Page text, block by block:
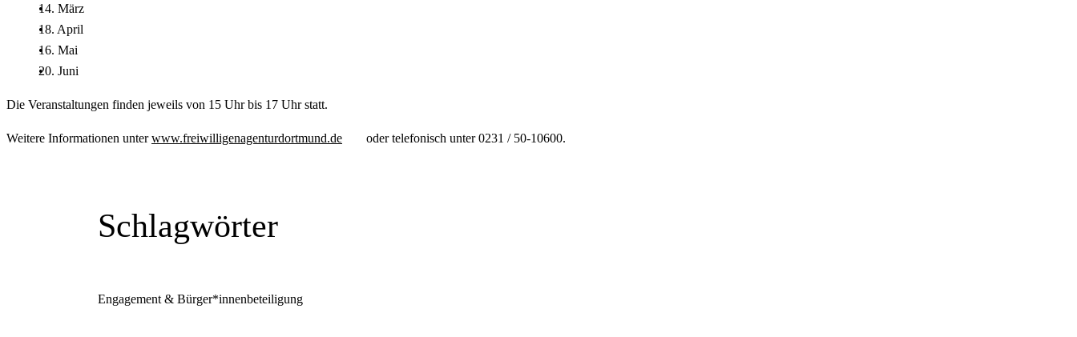
14. März
18. April
16. Mai
20. Juni
Die Veranstaltungen finden jeweils von 15 Uhr bis 17 Uhr statt.
Weitere Informationen unterwww.freiwilligenagenturdortmund.de oder telefonisch unter 0231 / 50-10600.
Schlagwörter
Engagement & Bürger*innenbeteiligung